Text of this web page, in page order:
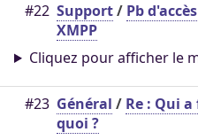
#22 Support/ Pb
XMPP
Cliquez pour afficher le
#23 Général / Re : Qui
quoi ?